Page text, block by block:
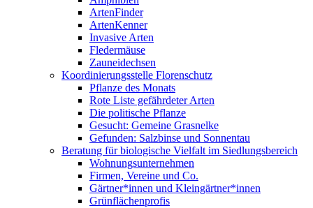
ArtenFinder
ArtenKenner
Invasive Arten
Fledermäuse
Zauneidechsen
Koordinierungsstelle Florenschutz
Pflanze des Monats
Rote Liste gefährdeter Arten
Die politische Pflanze
Gesucht: Gemeine Grasnelke
Gefunden: Salzbinse und Sonnentau
Beratung für biologische Vielfalt im Siedlungsbereich
Wohnungsunternehmen
Firmen, Vereine und Co.
Gärtner*innen und Kleingärtner*innen
Grünflächenprofis